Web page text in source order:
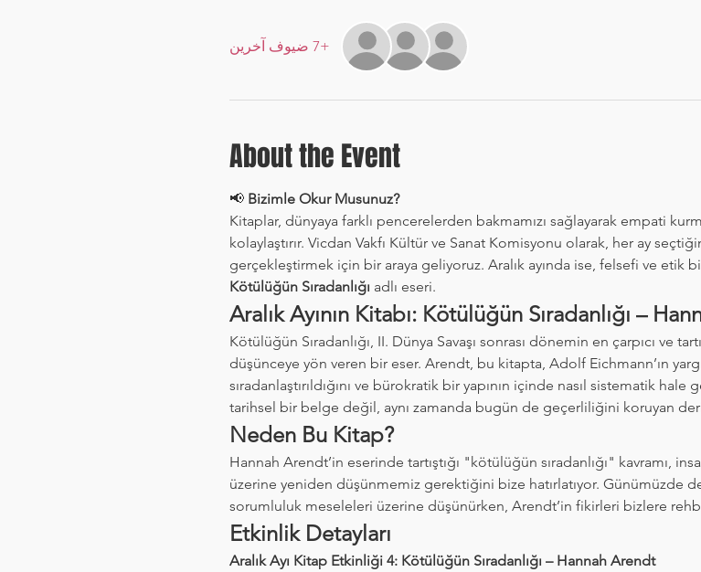
+7 ضيوف آخرين
About the Event
📢 Bizimle Okur Musunuz?
Kitaplar, dünyaya farklı pencerelerden bakmamızı sağlayarak empati
kolaylaştırır. Vicdan Vakfı Kültür ve Sanat Komisyonu olarak, her ay
gerçekleştirmek için bir araya geliyoruz. Aralık ayında ise, felsefi ve etik
Kötülüğün Sıradanlığı adlı eseri.
Aralık Ayının Kitabı: Kötülüğün Sıradanlığı –
Kötülüğün Sıradanlığı, II. Dünya Savaşı sonrası dönemin en çarpıcı ve
düşünceye yön veren bir eser. Arendt, bu kitapta, Adolf Eichmann’ın
sıradanlaştırıldığını ve bürokratik bir yapının içinde nasıl sistematik
tarihsel bir belge değil, aynı zamanda bugün de geçerliliğini koruyan
Neden Bu Kitap?
Hannah Arendt’in eserinde tartıştığı "kötülüğün sıradanlığı" kavramı,
üzerine yeniden düşünmemiz gerektiğini bize hatırlatıyor. Günümüzde
sorumluluk meseleleri üzerine düşünürken, Arendt’in fikirleri bizlere
Etkinlik Detayları
Aralık Ayı Kitap Etkinliği 4: Kötülüğün Sıradanlığı – Hannah Arendt